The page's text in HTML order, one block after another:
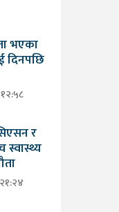
भएका
दिनपछि
र
स्वास्थ्य